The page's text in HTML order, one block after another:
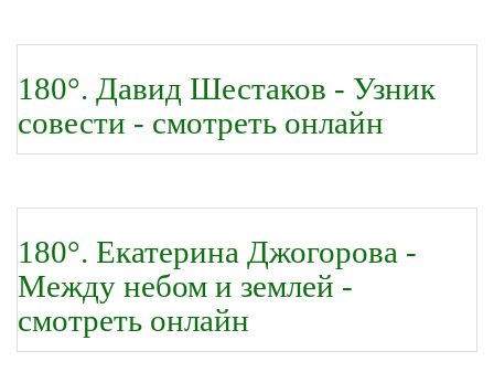
180°. Давид Шестаков - Узник
совести - смотреть онлайн
180°. Екатерина Джогорова -
Между небом и землей -
смотреть онлайн